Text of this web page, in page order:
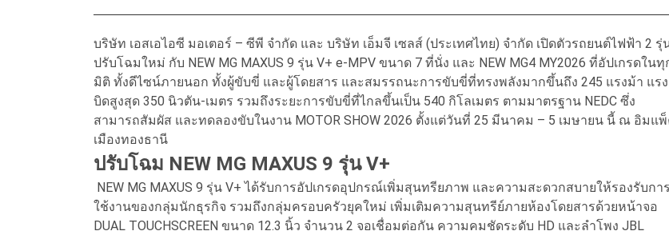
บริษัท เอสเอไอซี มอเตอร์ – ซีพี จำกัด และ บริษัท เอ็มจี เซลส์ (ประเทศไทย) จำกัด เปิดตัวรถยนต์ไฟฟ้า 2 รุ่
ปรับโฉมใหม่ กับ NEW MG MAXUS 9 รุ่น V+ e-MPV ขนาด 7 ที่นั่ง และ NEW MG4 MY2026 ที่อัปเกรดในทุ
มิติ ทั้งดีไซน์ภายนอก ทั้งผู้ขับขี่ และผู้โดยสาร และสมรรถนะการขับขี่ที่ทรงพลังมากขึ้นถึง 245 แรงม้า แรง
บิดสูงสุด 350 นิวตัน-เมตร รวมถึงระยะการขับขี่ที่ไกลขึ้นเป็น 540 กิโลเมตร ตามมาตรฐาน NEDC ซึ่ง
สามารถสัมผัส และทดลองขับในงาน MOTOR SHOW 2026 ตั้งแต่วันที่ 25 มีนาคม – 5 เมษายน นี้ ณ อิมแ
เมืองทองธานี
ปรับโฉม NEW MG MAXUS 9 รุ่น V+
NEW MG MAXUS 9 รุ่น V+ ได้รับการอัปเกรดอุปกรณ์เพิ่มสุนทรียภาพ และความสะดวกสบายให้รองรับการ
ใช้งานของกลุ่มนักธุรกิจ รวมถึงกลุ่มครอบครัวยุคใหม่ เพิ่มเติมความสุนทรีย์ภายห้องโดยสารด้วยหน้าจอ
DUAL TOUCHSCREEN ขนาด 12.3 นิ้ว จำนวน 2 จอเชื่อมต่อกัน ความคมชัดระดับ HD และลำโพง JBL